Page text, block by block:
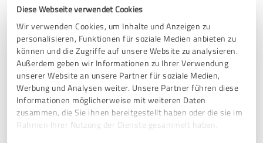
Diese Webseite verwendet Cookies
Wir verwenden Cookies, um Inhalte und Anzeigen zu
personalisieren, Funktionen für soziale Medien anbieten zu
können und die Zugriffe auf unsere Website zu analysieren.
Außerdem geben wir Informationen zu Ihrer Verwendung
unserer Website an unsere Partner für soziale Medien,
Werbung und Analysen weiter. Unsere Partner führen diese
Informationen möglicherweise mit weiteren Daten
zusammen, die Sie ihnen bereitgestellt haben oder die sie im
Rahmen Ihrer Nutzung der Dienste gesammelt haben.
Erfahrungsbericht & Bewertung zu:
SanfteGeburt
01.05.2026 Anonym
Kommentar von SanfteGeburt:
Liebste Katja.